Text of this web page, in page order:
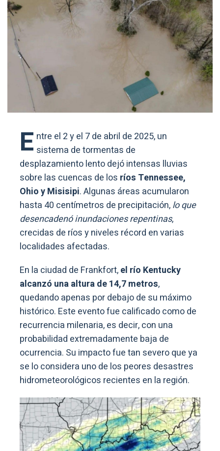
E ntre el 2 y el 7 de abril de 2025, un
sistema de tormentas de
desplazamiento lento dejó intensas lluvias
sobre las cuencas de los ríos Tennessee,
Ohio y Misisipi. Algunas áreas acumularon
hasta 40 centímetros de precipitación,lo que
desencadenó inundaciones repentinas,
crecidas de ríos y niveles récord en varias
localidades afectadas.
En la ciudad de Frankfort,el río Kentucky
alcanzó una altura de 14,7 metros,
quedando apenas por debajo de su máximo
histórico. Este evento fue calificado como de
recurrencia milenaria, es decir, con una
probabilidad extremadamente baja de
ocurrencia. Su impacto fue tan severo que ya
se lo considera uno de los peores desastres
hidrometeorológicos recientes en la región.